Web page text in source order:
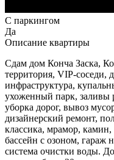
С паркингом
Да
Описание квартиры
Сдам дом Конча Заска,
территория, VIP-соседи,
инфраструктура,
ухоженный парк, заливы
уборка дорог, вывоз
дизайнерский ремонт,
классика, мрамор, камин,
бассейн с озоном, гараж
система очистки воды.